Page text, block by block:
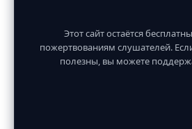
Этот сайт остаётся
пожертвованиям слушателей.
полезны, вы можете